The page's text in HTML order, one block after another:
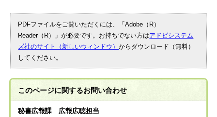
PDFファイルをご覧いただくには、「Adobe（R）
Reader（R）」が必要です。お持ちでない方はアドビシステム
ズ社のサイト（新しいウィンドウ）からダウンロード（無料）
してください。
このページに関するお問い合わせ
秘書広報課 広報広聴担当